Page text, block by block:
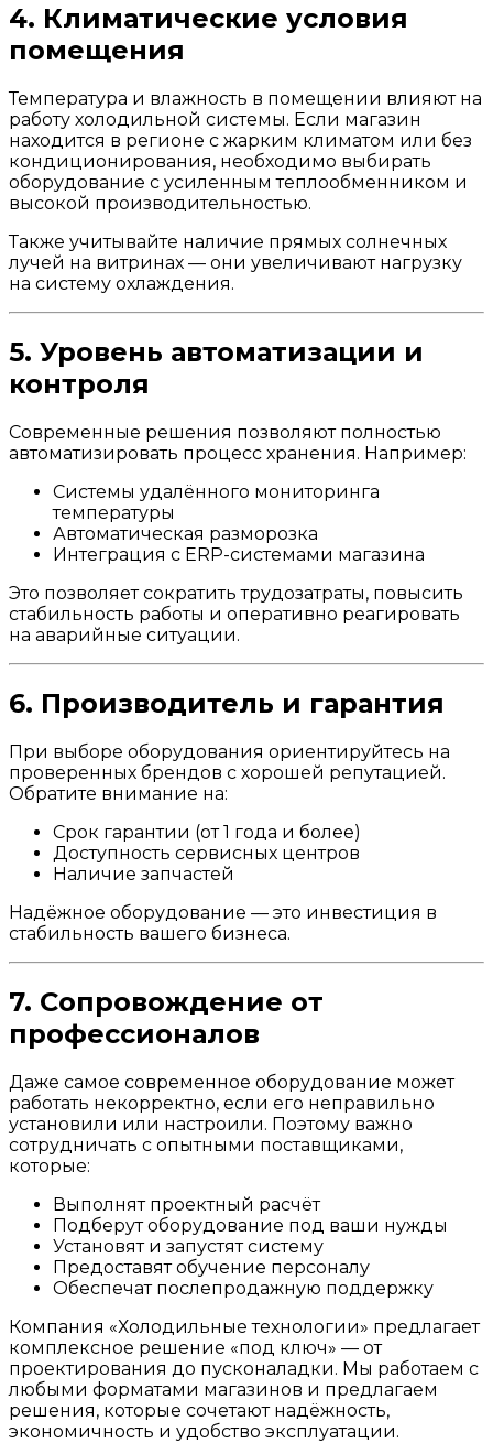
4. Климатические условия
помещения
Температура и влажность в помещении влияют на
работу холодильной системы. Если магазин
находится в регионе с жарким климатом или без
кондиционирования, необходимо выбирать
оборудование с усиленным теплообменником и
высокой производительностью.
Также учитывайте наличие прямых солнечных
лучей на витринах — они увеличивают нагрузку
на систему охлаждения.
5. Уровень автоматизации и
контроля
Современные решения позволяют полностью
автоматизировать процесс хранения. Например:
Системы удалённого мониторинга
температуры
Автоматическая разморозка
Интеграция с ERP-системами магазина
Это позволяет сократить трудозатраты, повысить
стабильность работы и оперативно реагировать
на аварийные ситуации.
6. Производитель и гарантия
При выборе оборудования ориентируйтесь на
проверенных брендов с хорошей репутацией.
Обратите внимание на:
Срок гарантии (от 1 года и более)
Доступность сервисных центров
Наличие запчастей
Надёжное оборудование — это инвестиция в
стабильность вашего бизнеса.
7. Сопровождение от
профессионалов
Даже самое современное оборудование может
работать некорректно, если его неправильно
установили или настроили. Поэтому важно
сотрудничать с опытными поставщиками,
которые:
Выполнят проектный расчёт
Подберут оборудование под ваши нужды
Установят и запустят систему
Предоставят обучение персоналу
Обеспечат послепродажную поддержку
Компания «Холодильные технологии» предлагает
комплексное решение «под ключ» — от
проектирования до пусконаладки. Мы работаем с
любыми форматами магазинов и предлагаем
решения, которые сочетают надёжность,
экономичность и удобство эксплуатации.